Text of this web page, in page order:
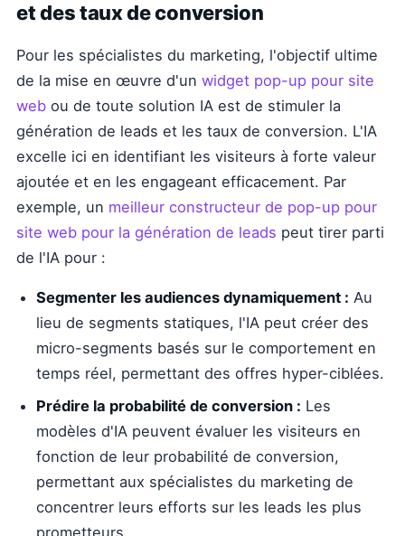
et des taux de conversion
Pour les spécialistes du marketing, l'objectif ultime
de la mise en œuvre d'un widget pop-up pour site
web ou de toute solution IA est de stimuler la
génération de leads et les taux de conversion. L'IA
excelle ici en identifiant les visiteurs à forte valeur
ajoutée et en les engageant efficacement. Par
exemple, un meilleur constructeur de pop-up pour
site web pour la génération de leads peut tirer parti
de l'IA pour :
Segmenter les audiences dynamiquement : Au
lieu de segments statiques, l'IA peut créer des
micro-segments basés sur le comportement en
temps réel, permettant des offres hyper-ciblées.
Prédire la probabilité de conversion : Les
modèles d'IA peuvent évaluer les visiteurs en
fonction de leur probabilité de conversion,
permettant aux spécialistes du marketing de
concentrer leurs efforts sur les leads les plus
prometteurs.